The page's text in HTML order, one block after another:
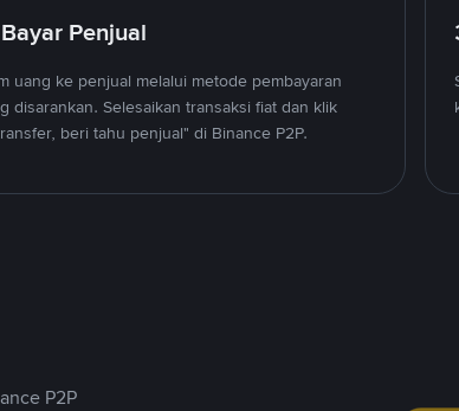
Penjual
uang ke penjual melalui metode pembayaran
disarankan. Selesaikan transaksi fiat dan klik
beri tahu penjual" di Binance P2P.
P2P